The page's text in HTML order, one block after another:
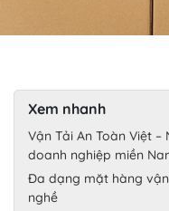
Xem nhanh
Vận Tải An Toàn Việt
doanh nghiệp miền
Đa dạng mặt hàng
nghề